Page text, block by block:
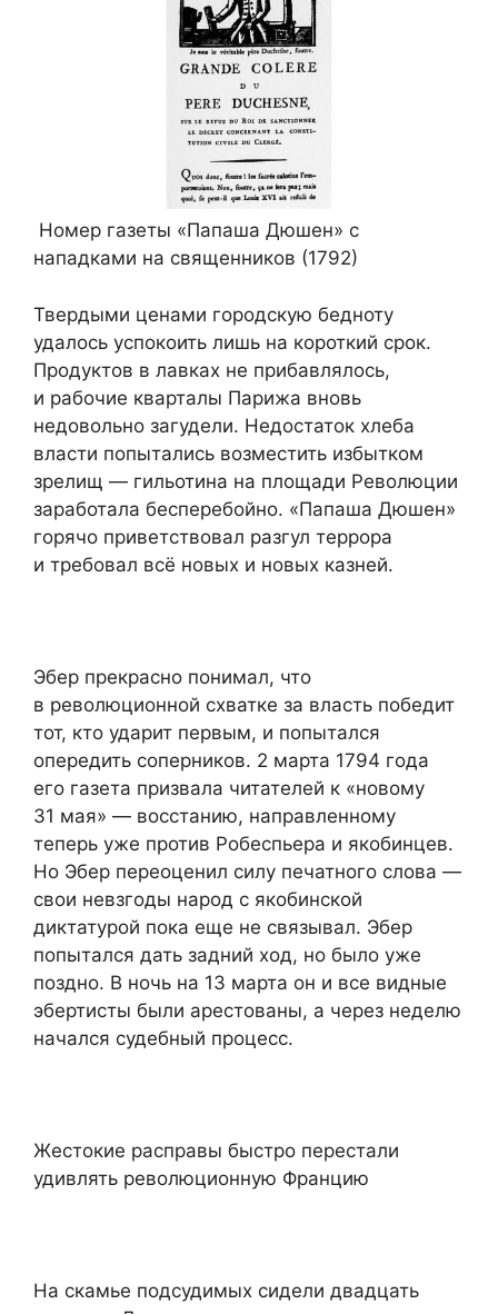
Номер газеты «Папаша Дюшен» с
нападками на священников (1792)
Твердыми ценами городскую бедноту
удалось успокоить лишь на короткий срок.
Продуктов в лавках не прибавлялось,
и рабочие кварталы Парижа вновь
недовольно загудели. Недостаток хлеба
власти попытались возместить избытком
зрелищ — гильотина на площади Революции
заработала бесперебойно. «Папаша Дюшен»
горячо приветствовал разгул террора
и требовал всё новых и новых казней.
Эбер прекрасно понимал, что
в революционной схватке за власть победит
тот, кто ударит первым, и попытался
опередить соперников. 2 марта 1794 года
его газета призвала читателей к «новому
31 мая» — восстанию, направленному
теперь уже против Робеспьера и якобинцев.
Но Эбер переоценил силу печатного слова —
свои невзгоды народ с якобинской
диктатурой пока еще не связывал. Эбер
попытался дать задний ход, но было уже
поздно. В ночь на 13 марта он и все видные
эбертисты были арестованы, а через неделю
начался судебный процесс.
Жестокие расправы быстро перестали
удивлять революционную Францию
На скамье подсудимых сидели двадцать